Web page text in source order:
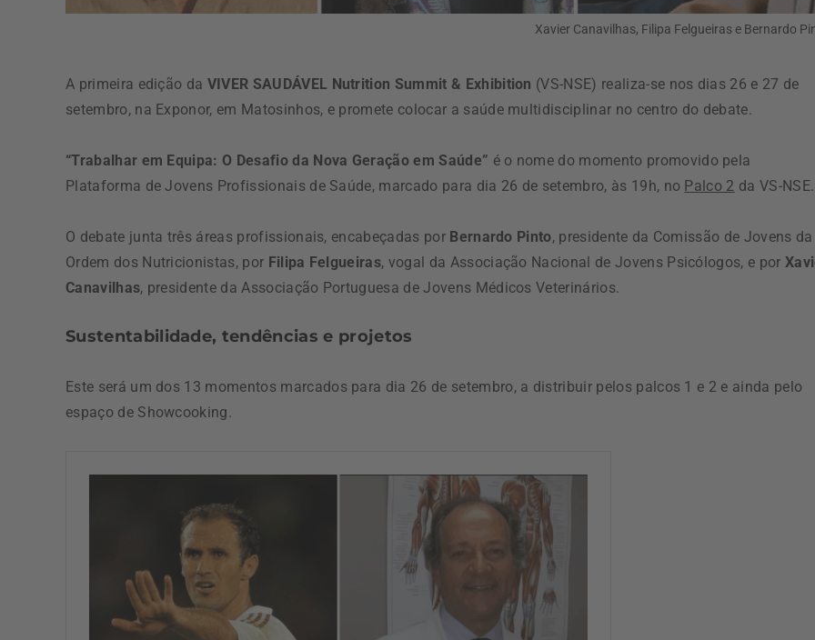
Xavier Canavilhas, Filipa Felgueiras e Bernardo
A primeira edição da VIVER SAUDÁVEL Nutrition Summit & Exhibition (VS-NSE) realiza-se nos dias 26 e 27 de
setembro, na Exponor, em Matosinhos, e promete colocar a saúde multidisciplinar no centro do debate.
“Trabalhar em Equipa: O Desafio da Nova Geração em Saúde” é o nome do momento promovido pela
Plataforma de Jovens Profissionais de Saúde, marcado para dia 26 de setembro, às 19h, no Palco 2 da VS-NSE.
O debate junta três áreas profissionais, encabeçadas por Bernardo Pinto, presidente da Comissão de Jovens da
Ordem dos Nutricionistas, por Filipa Felgueiras, vogal da Associação Nacional de Jovens Psicólogos, e por
Canavilhas, presidente da Associação Portuguesa de Jovens Médicos Veterinários.
Sustentabilidade, tendências e projetos
Este será um dos 13 momentos marcados para dia 26 de setembro, a distribuir pelos palcos 1 e 2 e ainda pelo
espaço de Showcooking.